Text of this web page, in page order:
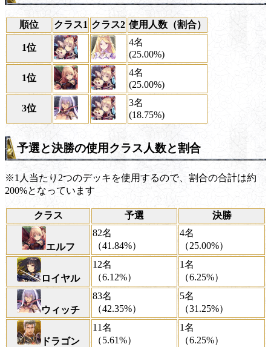
順位 クラス1 クラス2 使用人数（割合）
1位
4名
(25.00%)
1位
4名
(25.00%)
3位
3名
(18.75%)
予選と決勝の使用クラス人数と割合
※1人当たり2つのデッキを使用するので、割合の合計は約
200%となっています
クラス 予選 決勝
エルフ
82名
（41.84%）
4名
（25.00%）
ロイヤル
12名
（6.12%）
1名
（6.25%）
ウィッチ
83名
（42.35%）
5名
（31.25%）
ドラゴン
11名
（5.61%）
1名
（6.25%）